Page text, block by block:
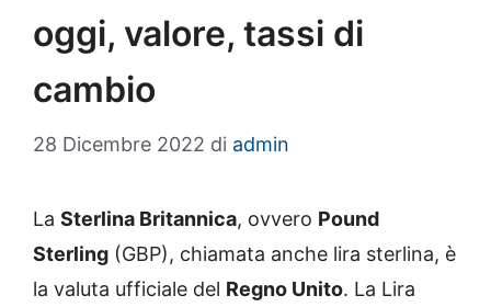
oggi, valore, tassi di
cambio
28 Dicembre 2022 di admin
La Sterlina Britannica, ovvero Pound
Sterling (GBP), chiamata anche lira sterlina, è
la valuta ufficiale del Regno Unito. La Lira